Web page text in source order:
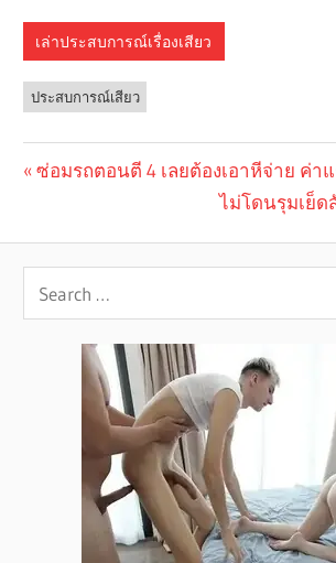
เล่าประสบการณ์เรื่องเสียว
ประสบการณ์เสียว
navigation
Previous
ซ่อมรถตอนตี 4 เลยต้องเอาหีจ่าย ค่า
Next
ไม่โดนรุมเย็ด